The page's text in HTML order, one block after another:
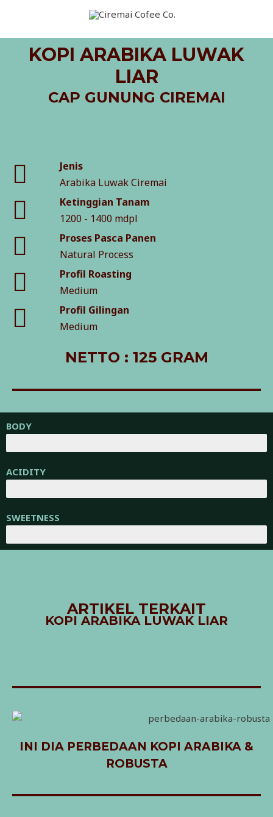
KOPI ARABIKA LUWAK
LIAR
CAP GUNUNG CIREMAI
Jenis
Arabika Luwak Ciremai
Ketinggian Tanam
1200 - 1400 mdpl
Proses Pasca Panen
Natural Process
Profil Roasting
Medium
Profil Gilingan
Medium
NETTO : 125 GRAM
BODY
ACIDITY
SWEETNESS
ARTIKEL TERKAIT
KOPI ARABIKA LUWAK LIAR
INI DIA PERBEDAAN KOPI ARABIKA &
ROBUSTA